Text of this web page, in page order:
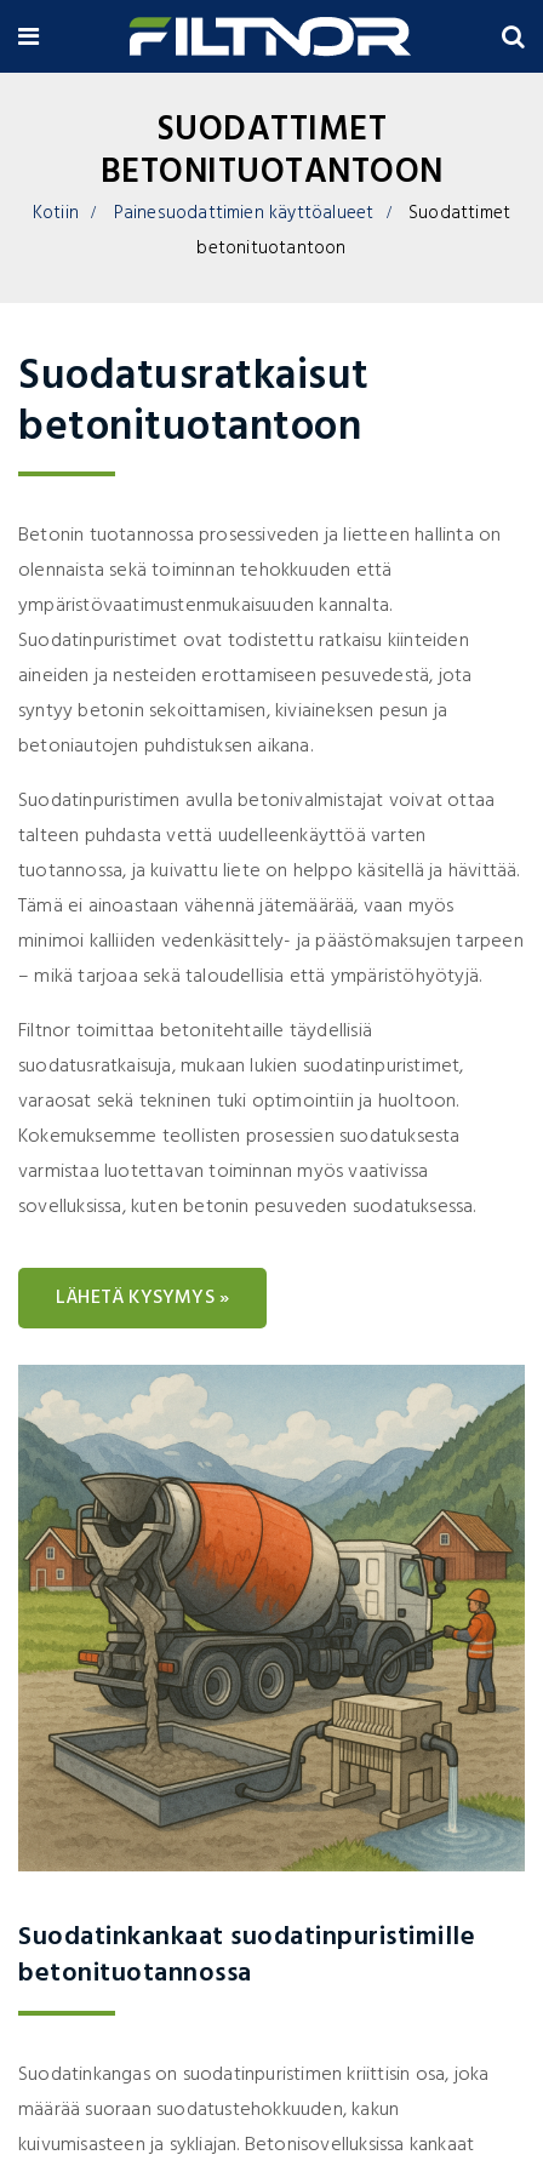
SUODATTIMET
BETONITUOTANTOON
Kotiin Painesuodattimien käyttöalueet
Suodattimet
betonituotantoon
Suodatusratkaisut
betonituotantoon
Betonin tuotannossa prosessiveden ja lietteen hallinta on
olennaista sekä toiminnan tehokkuuden että
ympäristövaatimustenmukaisuuden kannalta.
Suodatinpuristimet ovat todistettu ratkaisu kiinteiden
aineiden ja nesteiden erottamiseen pesuvedestä, jota
syntyy betonin sekoittamisen, kiviaineksen pesun ja
betoniautojen puhdistuksen aikana.
Suodatinpuristimen avulla betonivalmistajat voivat ottaa
talteen puhdasta vettä uudelleenkäyttöä varten
tuotannossa, ja kuivattu liete on helppo käsitellä ja hävittää.
Tämä ei ainoastaan vähennä jätemäärää, vaan myös
minimoi kalliiden vedenkäsittely- ja päästömaksujen tarpeen
– mikä tarjoaa sekä taloudellisia että ympäristöhyötyjä.
Filtnor toimittaa betonitehtaille täydellisiä
suodatusratkaisuja, mukaan lukien suodatinpuristimet,
varaosat sekä tekninen tuki optimointiin ja huoltoon.
Kokemuksemme teollisten prosessien suodatuksesta
varmistaa luotettavan toiminnan myös vaativissa
sovelluksissa, kuten betonin pesuveden suodatuksessa.
LÄHETÄ KYSYMYS »
Suodatinkankaat suodatinpuristimille
betonituotannossa
Suodatinkangas on suodatinpuristimen kriittisin osa, joka
määrää suoraan suodatustehokkuuden, kakun
kuivumisasteen ja sykliajan. Betonisovelluksissa kankaat